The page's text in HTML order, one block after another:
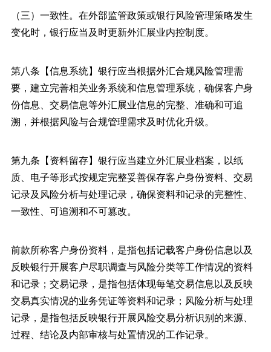
（三）一致性。在外部监管政策或银行风险管理策略发生
变化时，银行应当及时更新外汇展业内控制度。
第八条【信息系统】银行应当根据外汇合规风险管理需
要，建立完善相关业务系统和信息管理系统，确保客户身
份信息、交易信息等外汇展业信息的完整、准确和可追
溯，并根据风险与合规管理需求及时优化升级。
第九条【资料留存】银行应当建立外汇展业档案，以纸
质、电子等形式按规定完整妥善保存客户身份资料、交易
记录及风险分析与处理记录，确保资料和记录的完整性、
一致性、可追溯和不可篡改。
前款所称客户身份资料，是指包括记载客户身份信息以及
反映银行开展客户尽职调查与风险分类等工作情况的资料
和记录；交易记录，是指包括体现每笔交易信息以及反映
交易真实情况的业务凭证等资料和记录；风险分析与处理
记录，是指包括反映银行开展风险交易分析识别的来源、
过程、结论及内部审核与处置情况的工作记录。